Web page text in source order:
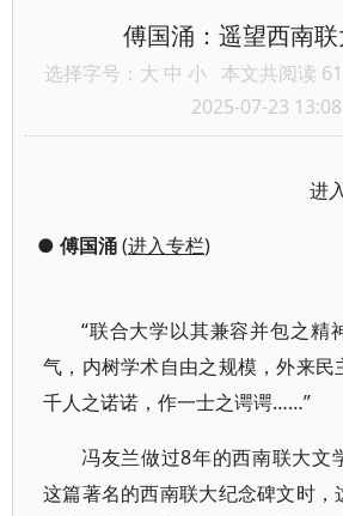
傅国涌：遥望西南
选择字号： 大 中 小 本文共阅读
2025-07-23 13:08
进
● 傅国涌(进入专栏)
“联合大学以其兼容并包之精
气，内树学术自由之规模，外来民
千人之诺诺，作一士之谔谔……”
冯友兰做过8年的西南联大文
这篇著名的西南联大纪念碑文时，